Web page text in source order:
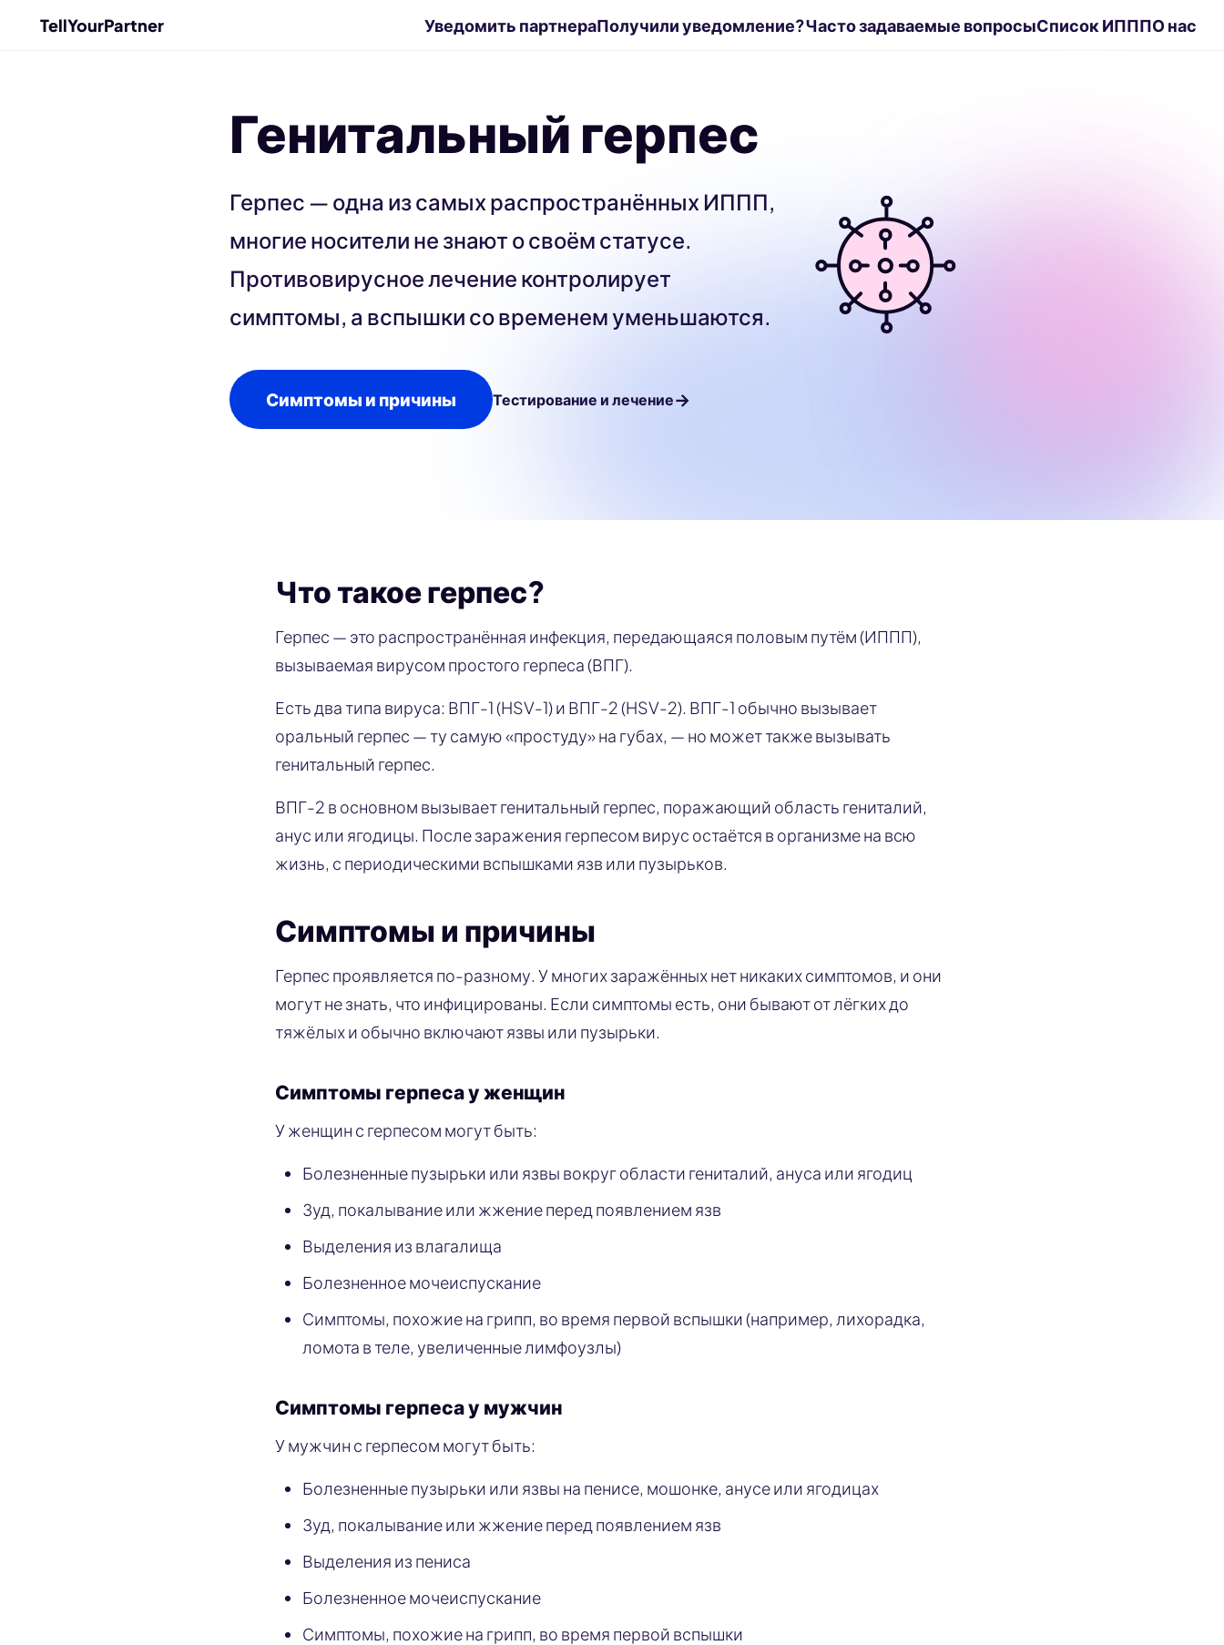
TellYourPartner Уведомить партнераПолучили уведомление?Часто задаваемые вопросыСписок ИПППО нас
Генитальный герпес
Герпес — одна из самых распространённых ИППП,
многие носители не знают о своём статусе.
Противовирусное лечение контролирует
симптомы, а вспышки со временем уменьшаются.
Симптомы и причины Тестирование и лечение→
Что такое герпес?
Герпес — это распространённая инфекция, передающаяся половым путём (ИППП),
вызываемая вирусом простого герпеса (ВПГ).
Есть два типа вируса: ВПГ-1 (HSV-1) и ВПГ-2 (HSV-2). ВПГ-1 обычно вызывает
оральный герпес — ту самую «простуду» на губах, — но может также вызывать
генитальный герпес.
ВПГ-2 в основном вызывает генитальный герпес, поражающий область гениталий,
анус или ягодицы. После заражения герпесом вирус остаётся в организме на всю
жизнь, с периодическими вспышками язв или пузырьков.
Симптомы и причины
Герпес проявляется по-разному. У многих заражённых нет никаких симптомов, и они
могут не знать, что инфицированы. Если симптомы есть, они бывают от лёгких до
тяжёлых и обычно включают язвы или пузырьки.
Симптомы герпеса у женщин
У женщин с герпесом могут быть:
Болезненные пузырьки или язвы вокруг области гениталий, ануса или ягодиц
Зуд, покалывание или жжение перед появлением язв
Выделения из влагалища
Болезненное мочеиспускание
Симптомы, похожие на грипп, во время первой вспышки (например, лихорадка,
ломота в теле, увеличенные лимфоузлы)
Симптомы герпеса у мужчин
У мужчин с герпесом могут быть:
Болезненные пузырьки или язвы на пенисе, мошонке, анусе или ягодицах
Зуд, покалывание или жжение перед появлением язв
Выделения из пениса
Болезненное мочеиспускание
Симптомы, похожие на грипп, во время первой вспышки